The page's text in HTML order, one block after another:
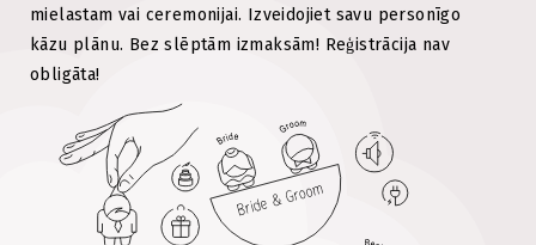
mielastam vai ceremonijai. Izveidojiet savu personīgo
kāzu plānu. Bez slēptām izmaksām! Reģistrācija nav
obligāta!